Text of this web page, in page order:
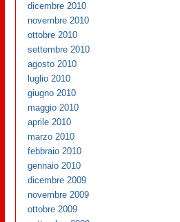
dicembre 2010
novembre 2010
ottobre 2010
settembre 2010
agosto 2010
luglio 2010
giugno 2010
maggio 2010
aprile 2010
marzo 2010
febbraio 2010
gennaio 2010
dicembre 2009
novembre 2009
ottobre 2009